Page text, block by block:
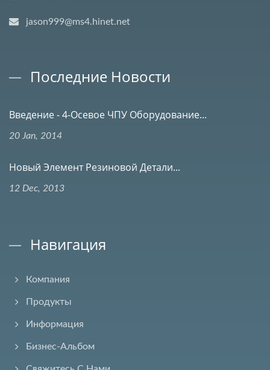
jason999@ms4.hinet.net
Последние Новости
Введение - 4-Осевое ЧПУ Оборудование...
20 Jan, 2014
Новый Элемент Резиновой Детали...
12 Dec, 2013
Навигация
Компания
Продукты
Информация
Бизнес-Альбом